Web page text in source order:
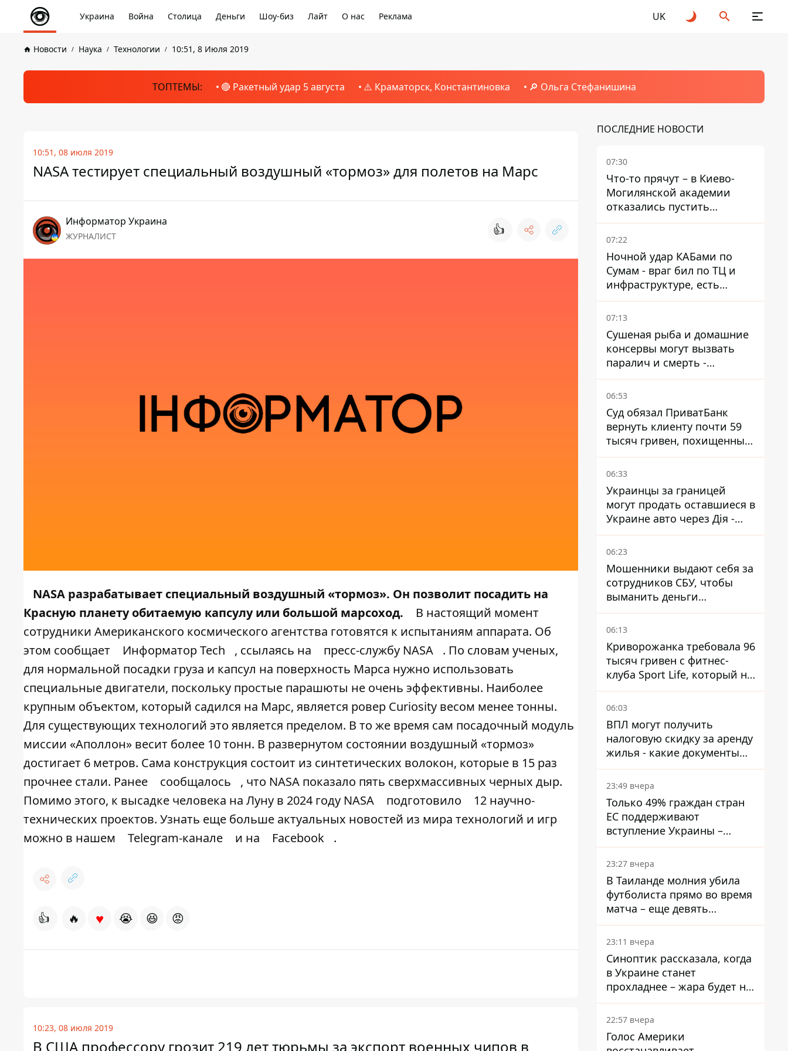
Украина Война Столица Деньги Шоу-биз Лайт О нас Реклама UK
Новости Наука Технологии 10:51, 8 Июля 2019
ТОПТЕМЫ: 🔴 Ракетный удар 5 августа ⚠️ Краматорск, Константиновка 🔎 Ольга Стефанишина
10:51, 08 июля 2019
NASA тестирует специальный воздушный «тормоз» для полетов на Марс
Информатор Украина
ЖУРНАЛИСТ 👍
NASA разрабатывает специальный воздушный «тормоз». Он позволит посадить на
Красную планету обитаемую капсулу или большой марсоход.
В настоящий момент
сотрудники Американского космического агентства готовятся к испытаниям аппарата. Об
этом сообщает
Информатор Tech , ссылаясь на пресс-службу NASA
. По словам ученых,
для нормальной посадки груза и капсул на поверхность Марса нужно использовать
специальные двигатели, поскольку простые парашюты не очень эффективны. Наиболее
крупным объектом, который садился на Марс, является ровер Curiosity весом менее тонны.
Для существующих технологий это является пределом. В то же время сам посадочный модуль
миссии «Аполлон» весит более 10 тонн. В развернутом состоянии воздушный «тормоз»
достигает 6 метров. Сама конструкция состоит из синтетических волокон, которые в 15 раз
прочнее стали. Ранее
сообщалось
, что NASA показало пять сверхмассивных черных дыр.
Помимо этого, к высадке человека на Луну в 2024 году NASA
подготовило
12 научно-
технических проектов. Узнать еще больше актуальных новостей из мира технологий и игр
можно в нашем
Telegram-канале и на Facebook .
👍 🔥 ♥ 😭 😆 😡
10:23, 08 июля 2019
В США профессору грозит 219 лет тюрьмы за экспорт военных чипов в
ПОСЛЕДНИЕ НОВОСТИ
07:30
Что-то прячут – в Киево-
Могилянской академии
отказались пустить
комиссию по охране
памятников на территорию
07:22
Ночной удар КАБами по
Сумам - враг бил по ТЦ и
инфраструктуре, есть
ранены
07:13
Сушеная рыба и домашние
консервы могут вызвать
паралич и смерть -
Госрыбагентство
предупреждает о ботулизме
06:53
Суд обязал ПриватБанк
вернуть клиенту почти 59
тысяч гривен, похищенных
мошенниками
06:33
Украинцы за границей
могут продать оставшиеся в
Украине авто через Дія -
МВД
06:23
Мошенники выдают себя за
сотрудников СБУ, чтобы
выманить деньги
украинцев
06:13
Криворожанка требовала 96
тысяч гривен с фитнес-
клуба Sport Life, который не
пускал ее в бассейн без
медицинской справки –
06:03
ВПЛ могут получить
налоговую скидку за аренду
жилья - какие документы
подать
23:49 вчера
Только 49% граждан стран
ЕС поддерживают
вступление Украины –
результаты опроса
23:27 вчера
В Таиланде молния убила
футболиста прямо во время
матча – еще девять
пострадали
23:11 вчера
Синоптик рассказала, когда
в Украине станет
прохладнее – жара будет не
долго
22:57 вчера
Голос Америки